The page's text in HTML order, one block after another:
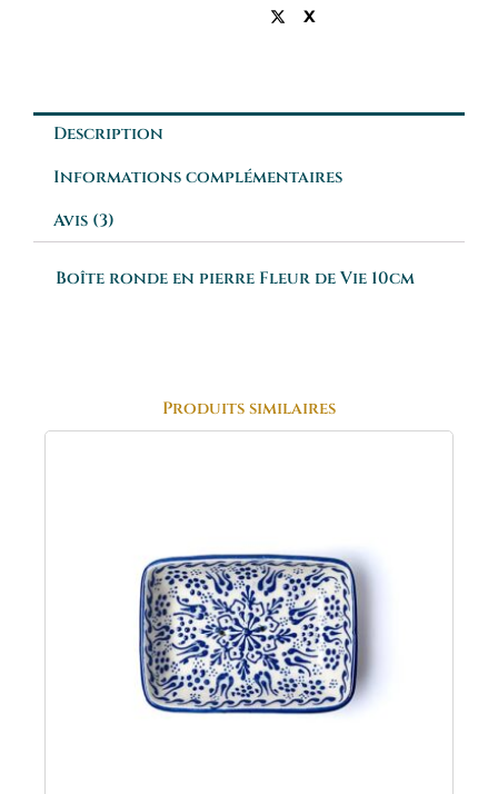
X
Description
Informations complémentaires
Avis (3)
Boîte ronde en pierre Fleur de Vie 10cm
Produits similaires